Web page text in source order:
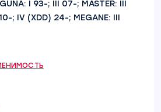
I 93-; III 07-; MASTER: III
; IV (XDD) 24-; MEGANE: III